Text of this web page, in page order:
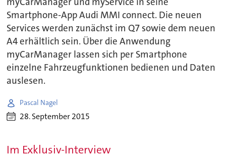
Smartphone-App Audi MMI connect. Die neuen
Services werden zunächst im Q7 sowie dem neuen
A4 erhältlich sein. Über die Anwendung
myCarManager lassen sich per Smartphone
einzelne Fahrzeugfunktionen bedienen und Daten
auslesen.
Pascal Nagel
28. September 2015
Im Exklusiv-Interview